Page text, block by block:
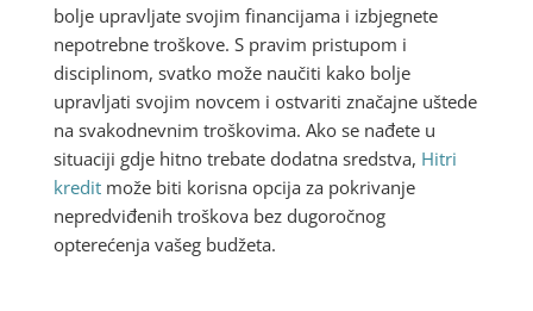
bolje upravljate svojim financijama i izbjegnete
nepotrebne troškove. S pravim pristupom i
disciplinom, svatko može naučiti kako bolje
upravljati svojim novcem i ostvariti značajne uštede
na svakodnevnim troškovima. Ako se nađete u
situaciji gdje hitno trebate dodatna sredstva, Hitri
kreditmože biti korisna opcija za pokrivanje
nepredviđenih troškova bez dugoročnog
opterećenja vašeg budžeta.